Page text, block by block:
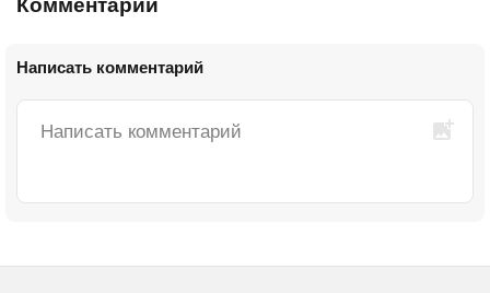
Написать комментарий